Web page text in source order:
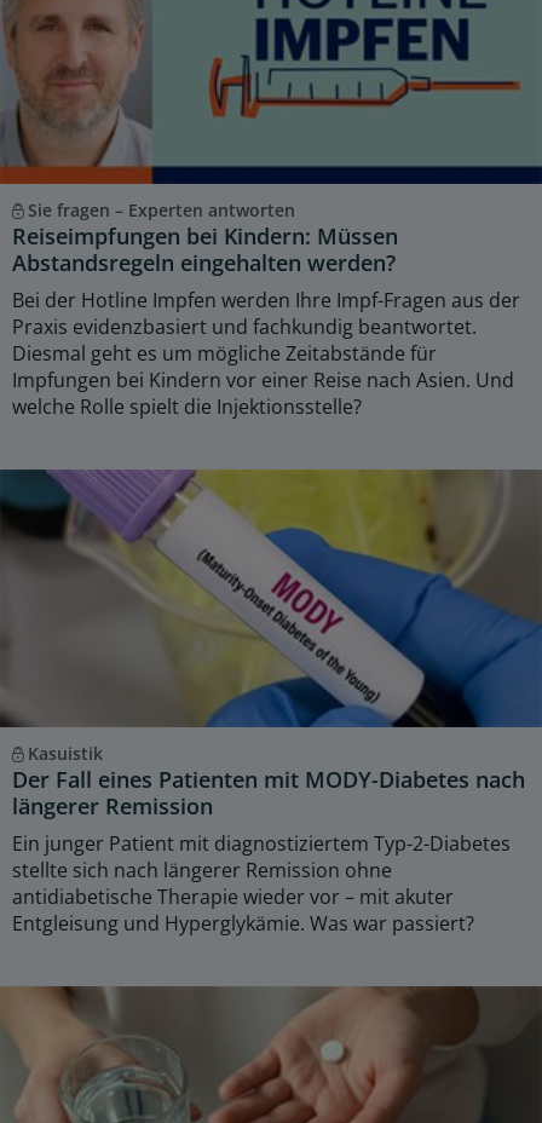
Sie fragen – Experten antworten
Reiseimpfungen bei Kindern: Müssen
Abstandsregeln eingehalten werden?
Bei der Hotline Impfen werden Ihre Impf-Fragen aus der
Praxis evidenzbasiert und fachkundig beantwortet.
Diesmal geht es um mögliche Zeitabstände für
Impfungen bei Kindern vor einer Reise nach Asien. Und
welche Rolle spielt die Injektionsstelle?
Kasuistik
Der Fall eines Patienten mit MODY-Diabetes nach
längerer Remission
Ein junger Patient mit diagnostiziertem Typ-2-Diabetes
stellte sich nach längerer Remission ohne
antidiabetische Therapie wieder vor – mit akuter
Entgleisung und Hyperglykämie. Was war passiert?